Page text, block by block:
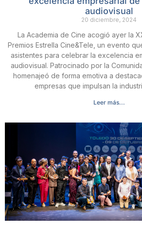
audiovisual
20 diciembre, 2024
La Academia de Cine acogió ayer la
Premios Estrella Cine&Tele, un evento
asistentes para celebrar la excelencia
audiovisual. Patrocinado por la
homenajeó de forma emotiva a
empresas que impulsan la
Leer más...